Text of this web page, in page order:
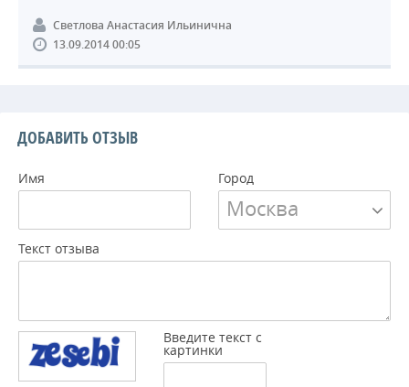
Светлова Анастасия Ильинична
13.09.2014 00:05
ДОБАВИТЬ ОТЗЫВ
Имя Город
Москва
Текст отзыва
Введите текст с
картинки